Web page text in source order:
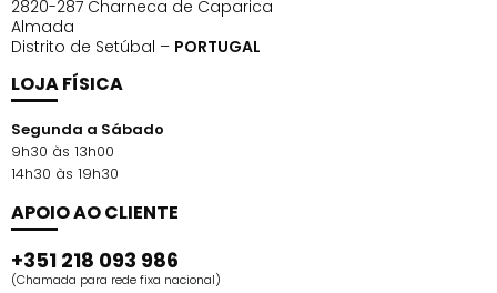
2820-287 Charneca de Caparica
Almada
Distrito de Setúbal – PORTUGAL
LOJA FÍSICA
Segunda a Sábado
9h30 às 13h00
14h30 às 19h30
APOIO AO CLIENTE
+351 218 093 986
(Chamada para rede fixa nacional)